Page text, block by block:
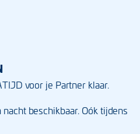
voor je Partner klaar.
beschikbaar. Oók tijdens